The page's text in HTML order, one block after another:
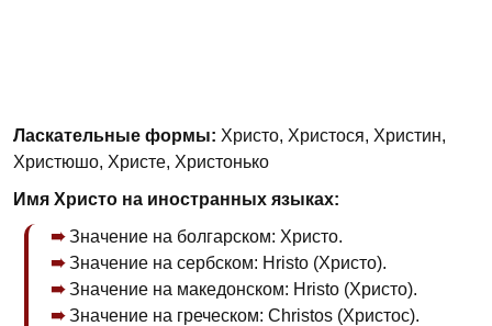
Ласкательные формы: Христо, Христося, Христин,
Христюшо, Христе, Христонько
Имя Христо на иностранных языках:
Значение на болгарском: Христо.
Значение на сербском: Hristo (Христо).
Значение на македонском: Hristo (Христо).
Значение на греческом: Christos (Христос).